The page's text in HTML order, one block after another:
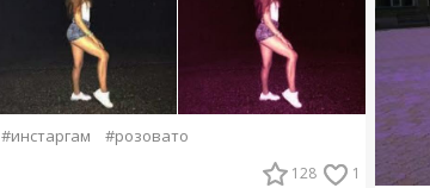
#инстаргам #розовато
128 1